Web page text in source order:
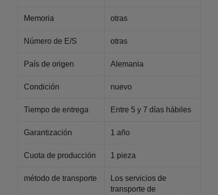
Memoria otras
Número de E/S otras
País de origen Alemania
Condición nuevo
Tiempo de entrega Entre 5 y 7 días hábiles
Garantización 1 año
Cuota de producción 1 pieza
método de transporte
Los servicios de
transporte de